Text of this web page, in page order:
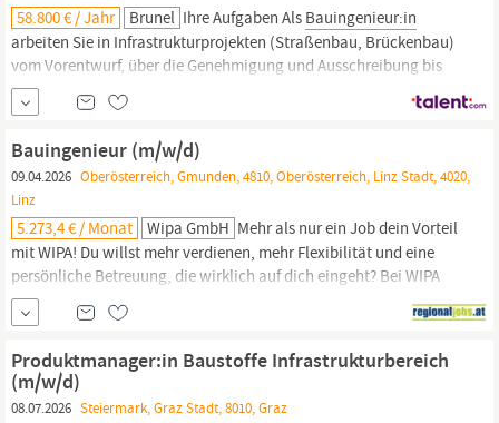
58.800 € / Jahr Brunel Ihre Aufgaben Als Bauingenieur:in
arbeiten Sie in Infrastrukturprojekten (Straßenbau, Brückenbau)
vom Vorentwurf, über die Genehmigung und Ausschreibung bis
zur Ausführung mit. Sie prüfen die technischen
Kund:innenanfragen auf deren Realisierbarkeit, sowie deren
Auswirkungen auf bestehende Gegebenheiten. Sie erstellen
diverse
Bauingenieur (m/w/d)
09.04.2026 Oberösterreich, Gmunden, 4810, Oberösterreich, Linz Stadt, 4020,
Linz
5.273,4 € / Monat Wipa GmbH Mehr als nur ein Job dein Vorteil
mit WIPA! Du willst mehr verdienen, mehr Flexibilität und eine
persönliche Betreuung, die wirklich auf dich eingeht? Bei WIPA
bekommst du exklusive Jobchancen, die du sonst nicht findest
sowie kostenlose Weiterbildungen! Diskretion garantiert deine
Unternehmen aus dem Bereich...
Produktmanager:in Baustoffe Infrastrukturbereich
(m/w/d)
08.07.2026 Steiermark, Graz Stadt, 8010, Graz